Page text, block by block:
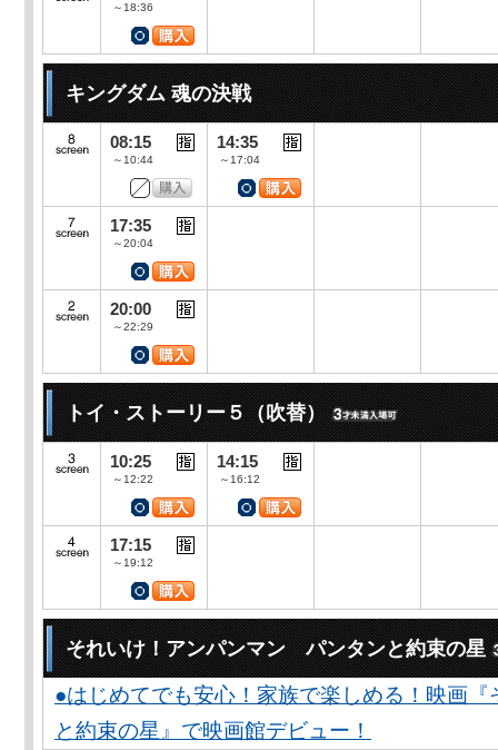
～18:36
キングダム 魂の決戦
08:15
～10:44
14:35
～17:04
17:35
～20:04
20:00
～22:29
トイ・ストーリー５（吹替）
10:25
～12:22
14:15
～16:12
17:15
～19:12
それいけ！アンパンマン パンタンと約束の星
●はじめてでも安心！家族で楽しめる！映画
と約束の星』で映画館デビュー！